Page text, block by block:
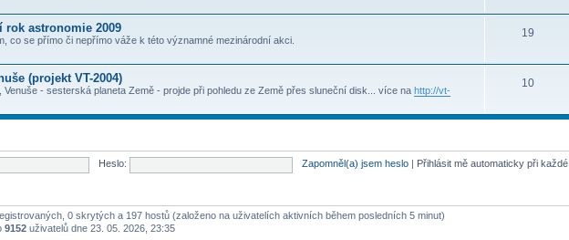
rok astronomie 2009
co se přímo či nepřímo váže k této významné mezinárodní akci.
19
(projekt VT-2004)
Venuše - sesterská planeta Země - projde při pohledu ze Země přes sluneční disk... více na http://vt-
10
Heslo: Zapomněl(a) jsem heslo Přihlásit mě automaticky při
0 skrytých a 197 hostů (založeno na uživatelích aktivních během posledních 5 minut)
9152 uživatelů dne 23. 05. 2026, 23:35